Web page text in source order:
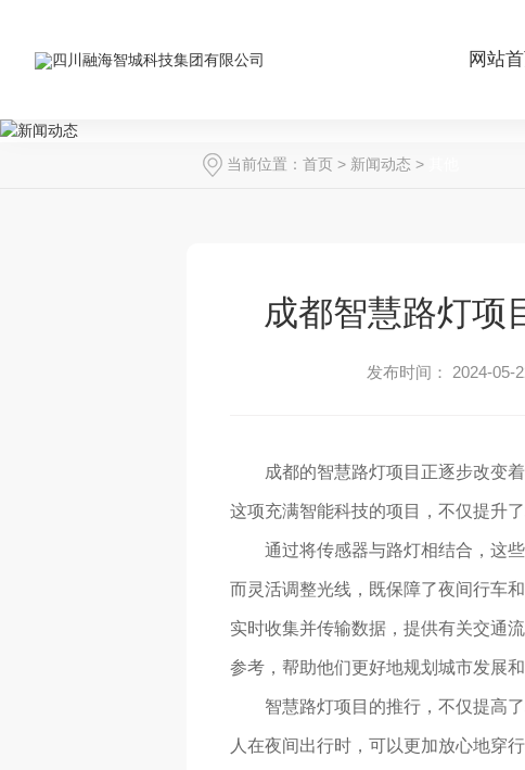
网站
当前位置： 首页 > 新闻动态 >
成都智慧路灯项
发布时间： 2024-05-
成都的智慧路灯项目正逐步改变
这项充满智能科技的项目，不仅提升
通过将传感器与路灯相结合，这
而灵活调整光线，既保障了夜间行车
实时收集并传输数据，提供有关交通
参考，帮助他们更好地规划城市发展和
智慧路灯项目的推行，不仅提高
人在夜间出行时，可以更加放心地穿